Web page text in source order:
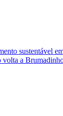
sustentável
volta a